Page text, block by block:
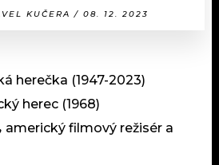
KUČERA / 08. 12. 2023
herečka (1947-2023)
herec (1968)
americký filmový režisér a